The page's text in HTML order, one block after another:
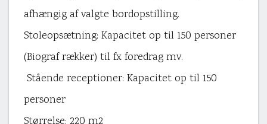
afhængig af valgte bordopstilling.
Stoleopsætning: Kapacitet op til 150 personer
(Biograf rækker) til fx foredrag mv.
Stående receptioner: Kapacitet op til 150
personer